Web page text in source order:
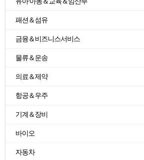
패션＆섬유
금융＆비즈니스서비스
물류＆운송
의료＆제약
항공＆우주
기계＆장비
바이오
자동차